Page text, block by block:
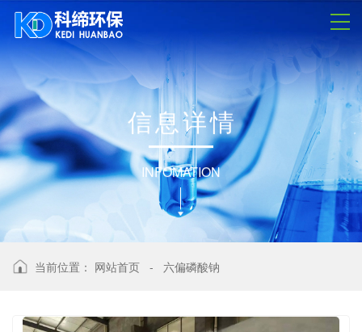
信息详情
INFOMATION
当前位置： 网站首页 - 六偏磷酸钠